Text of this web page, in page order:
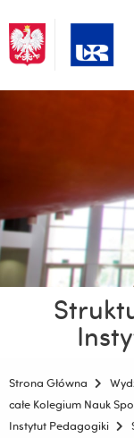
Strona Główna
całe Kolegium Nauk
Instytut Pedagogiki